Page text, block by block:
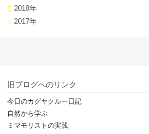
2018年
2017年
旧ブログへのリンク
今日のカグヤクルー日記
自然から学ぶ
ミマモリストの実践